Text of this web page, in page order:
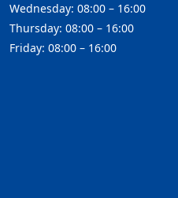
Wednesday: 08:00 – 16:00
Thursday: 08:00 – 16:00
Friday: 08:00 – 16:00